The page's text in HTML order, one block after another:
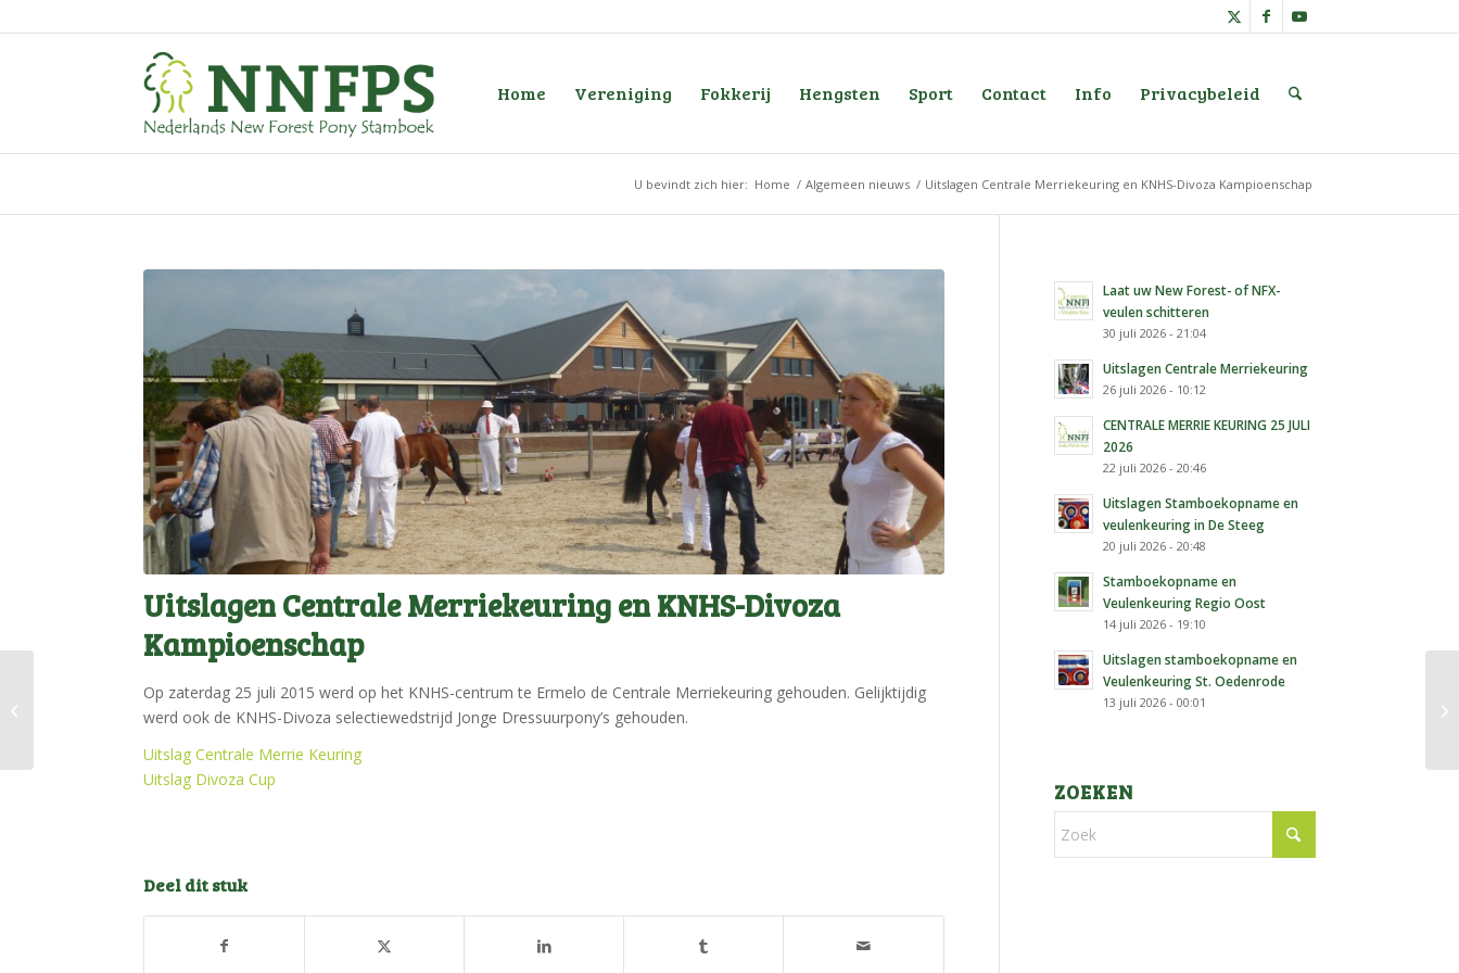
Home Vereniging Fokkerij Hengsten Sport Contact Info Privacybeleid
U bevindt zich hier: Home / Algemeen nieuws / Uitslagen Centrale Merriekeuring en KNHS-Divoza Kampioenschap
Uitslagen Centrale Merriekeuring en KNHS-Divoza
Kampioenschap
Op zaterdag 25 juli 2015 werd op het KNHS-centrum te Ermelo de Centrale Merriekeuring gehouden. Gelijktijdig
werd ook de KNHS-Divoza selectiewedstrijd Jonge Dressuurpony’s gehouden.
Uitslag Centrale Merrie Keuring
Uitslag Divoza Cup
Deel dit stuk
Laat uw New Forest- of NFX-
veulen schitteren
30 juli 2026 - 21:04
Uitslagen Centrale Merriekeuring
26 juli 2026 - 10:12
CENTRALE MERRIE KEURING 25 JULI
2026
22 juli 2026 - 20:46
Uitslagen Stamboekopname en
veulenkeuring in De Steeg
20 juli 2026 - 20:48
Stamboekopname en
Veulenkeuring Regio Oost
14 juli 2026 - 19:10
Uitslagen stamboekopname en
Veulenkeuring St. Oedenrode
13 juli 2026 - 00:01
ZOEKEN
!Oproepje! Eerste
jaargang veulens